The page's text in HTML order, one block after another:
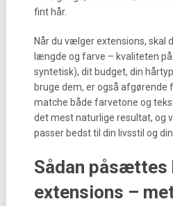
fint hår.
Når du vælger extensions, skal
længde og farve – kvaliteten
syntetisk), dit budget, din
bruge dem, er også afgørende
matche både farvetone og
det mest naturlige resultat, og
passer bedst til din livsstil og
Sådan påsættes
extensions –